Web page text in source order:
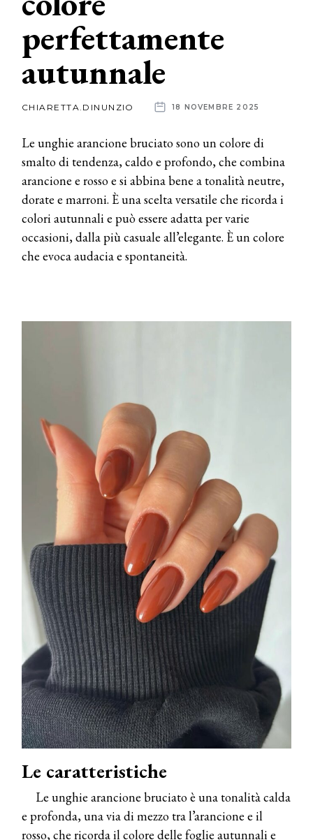
News
dalle
aziende
perfettamente
autunnale
CHIARETTA.DINUNZIO 18 NOVEMBRE 2025
Le unghie arancione bruciato sono un colore di
smalto di tendenza, caldo e profondo, che combina
arancione e rosso e si abbina bene a tonalità neutre,
dorate e marroni. È una scelta versatile che ricorda i
colori autunnali e può essere adatta per varie
occasioni, dalla più casuale all’elegante. È un colore
che evoca audacia e spontaneità.
Le caratteristiche
Le unghie arancione bruciato è una tonalità calda
e profonda, una via di mezzo tra l’arancione e il
rosso, che ricorda il colore delle foglie autunnali e